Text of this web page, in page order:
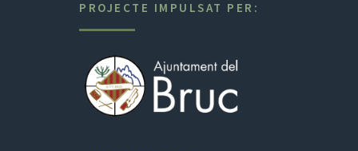
PROJECTE IMPULSAT PER: